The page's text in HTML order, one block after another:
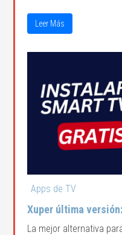
Leer Más
Apps de TV
Xuper última
La mejor alternativa